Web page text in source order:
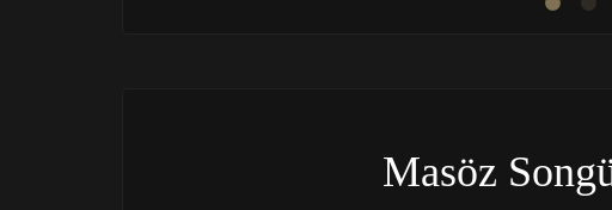
Masöz